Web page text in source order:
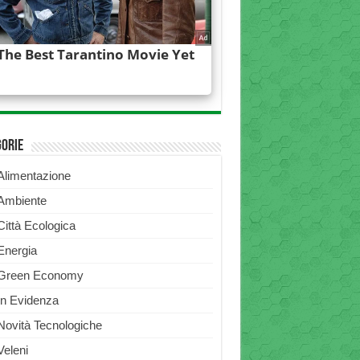
Ecologica
Economy
Evidenza
Tecnologiche